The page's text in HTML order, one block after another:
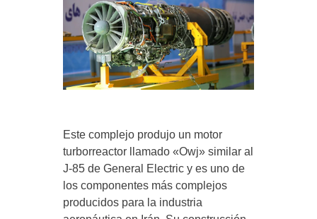
Este complejo produjo un motor
turborreactor llamado «Owj» similar al
J-85 de General Electric y es uno de
los componentes más complejos
producidos para la industria